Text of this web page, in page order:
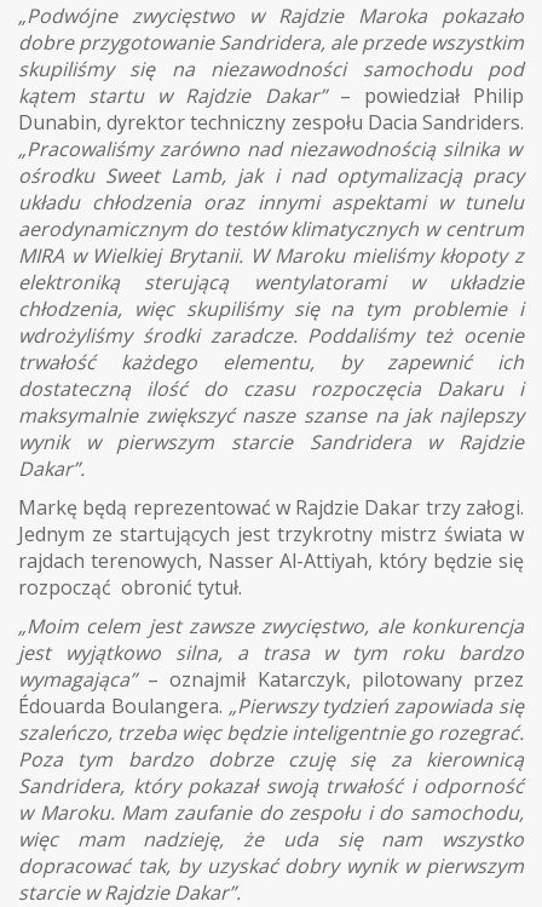
„Podwójne zwycięstwo w Rajdzie Maroka pokazało
dobre przygotowanie Sandridera, ale przede wszystkim
skupiliśmy się na niezawodności samochodu pod
kątem startu w Rajdzie Dakar” – powiedział Philip
Dunabin, dyrektor techniczny zespołu Dacia Sandriders.
„Pracowaliśmy zarówno nad niezawodnością silnika w
ośrodku Sweet Lamb, jak i nad optymalizacją pracy
układu chłodzenia oraz innymi aspektami w tunelu
aerodynamicznym do testów klimatycznych w centrum
MIRA w Wielkiej Brytanii. W Maroku mieliśmy kłopoty z
elektroniką sterującą wentylatorami w układzie
chłodzenia, więc skupiliśmy się na tym problemie i
wdrożyliśmy środki zaradcze. Poddaliśmy też ocenie
trwałość każdego elementu, by zapewnić ich
dostateczną ilość do czasu rozpoczęcia Dakaru i
maksymalnie zwiększyć nasze szanse na jak najlepszy
wynik w pierwszym starcie Sandridera w Rajdzie
Dakar”.
Markę będą reprezentować w Rajdzie Dakar trzy załogi.
Jednym ze startujących jest trzykrotny mistrz świata w
rajdach terenowych, Nasser Al-Attiyah, który będzie się
rozpocząć obronić tytuł.
„Moim celem jest zawsze zwycięstwo, ale konkurencja
jest wyjątkowo silna, a trasa w tym roku bardzo
wymagająca” – oznajmił Katarczyk, pilotowany przez
Édouarda Boulangera. „Pierwszy tydzień zapowiada się
szaleńczo, trzeba więc będzie inteligentnie go rozegrać.
Poza tym bardzo dobrze czuję się za kierownicą
Sandridera, który pokazał swoją trwałość i odporność
w Maroku. Mam zaufanie do zespołu i do samochodu,
więc mam nadzieję, że uda się nam wszystko
dopracować tak, by uzyskać dobry wynik w pierwszym
starcie w Rajdzie Dakar”.